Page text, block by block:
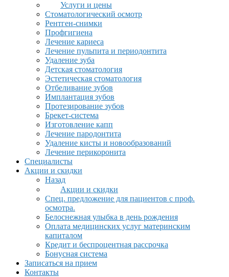
Услуги и цены
Стоматологический осмотр
Рентген-снимки
Профгигиена
Лечение кариеса
Лечение пульпита и периодонтита
Удаление зуба
Детская стоматология
Эстетическая стоматология
Отбеливание зубов
Имплантация зубов
Протезирование зубов
Брекет-система
Изготовление капп
Лечение пародонтита
Удаление кисты и новообразований
Лечение перикоронита
Специалисты
Акции и скидки
Назад
Акции и скидки
Спец. предложение для пациентов с проф.
осмотра.
Белоснежная улыбка в день рождения
Оплата медицинских услуг материнским
капиталом
Кредит и беспроцентная рассрочка
Бонусная система
Записаться на прием
Контакты